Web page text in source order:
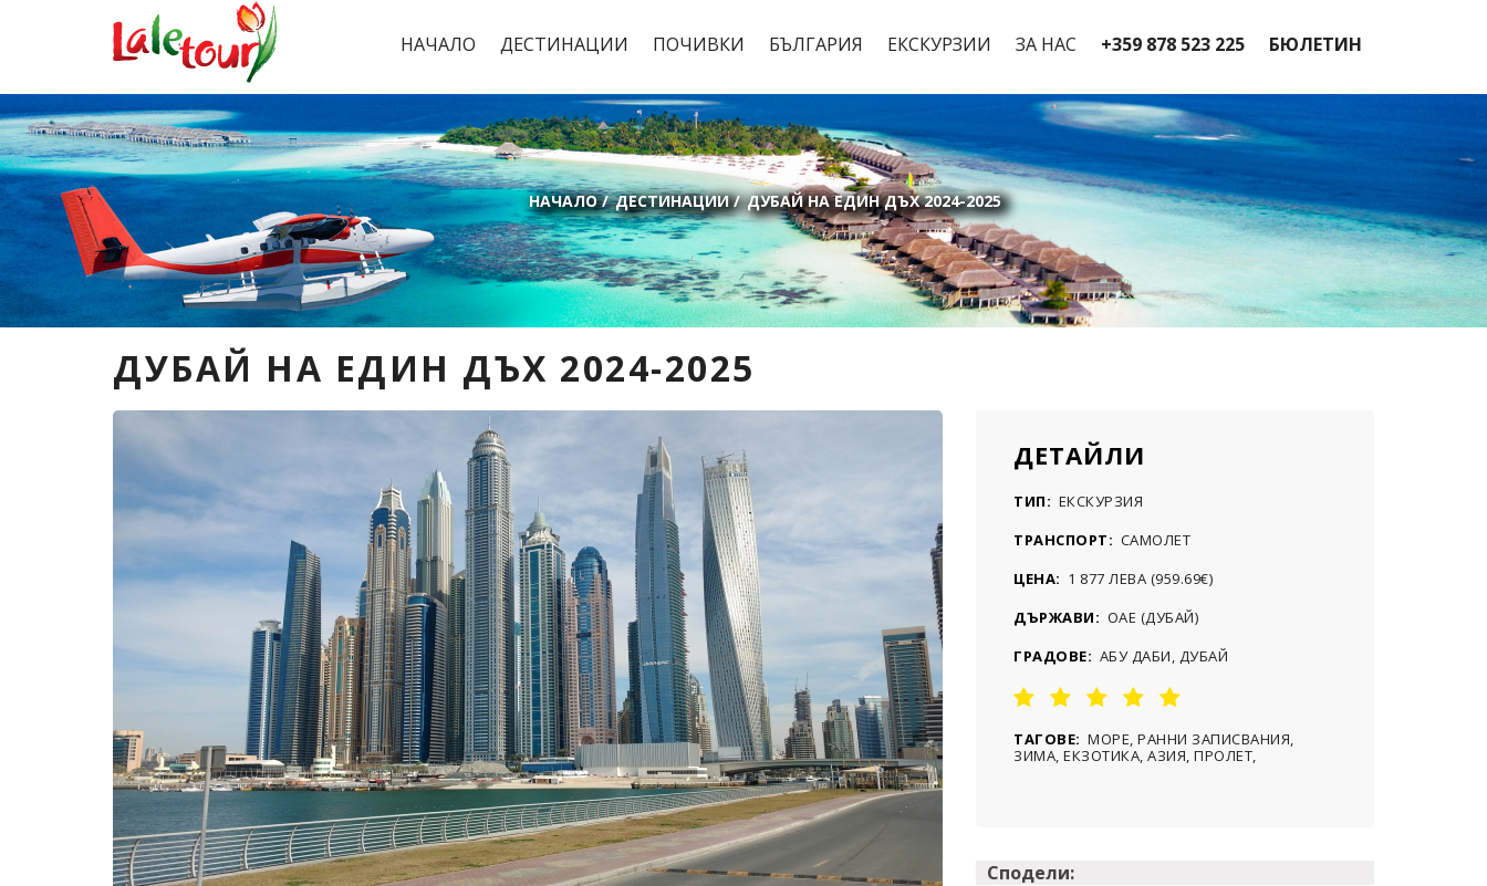
НАЧАЛО ДЕСТИНАЦИИ ПОЧИВКИ БЪЛГАРИЯ ЕКСКУРЗИИ ЗА НАС +359 878 523 225 БЮЛЕТИН
НАЧАЛО/ ДЕСТИНАЦИИ/ ДУБАЙ НА ЕДИН ДЪХ 2024-2025
ДУБАЙ НА ЕДИН ДЪХ 2024-2025
ДЕТАЙЛИ
ТИП: ЕКСКУРЗИЯ
ТРАНСПОРТ: САМОЛЕТ
ЦЕНА: 1 877 ЛЕВА (959.69€)
ДЪРЖАВИ: OАЕ (ДУБАЙ)
ГРАДОВЕ: АБУ ДАБИ, ДУБАЙ
ТАГОВЕ: МОРЕ, РАННИ ЗАПИСВАНИЯ,
ЗИМА, ЕКЗОТИКА, АЗИЯ, ПРОЛЕТ,
Сподели: